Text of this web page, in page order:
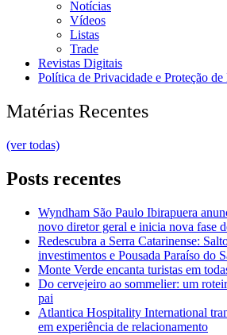
Notícias
Vídeos
Listas
Trade
Revistas Digitais
Política de Privacidade e Proteção de
Matérias Recentes
(ver todas)
Posts recentes
Wyndham São Paulo Ibirapuera
novo diretor geral e inicia nova fase
Redescubra a Serra Catarinense:
investimentos e Pousada Paraíso do
Monte Verde encanta turistas em
Do cervejeiro ao sommelier: um
pai
Atlantica Hospitality International
em experiência de relacionamento